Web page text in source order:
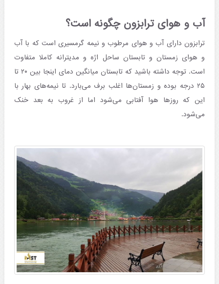
آب و هوای ترابزون چگونه است؟
ترابزون دارای آب و هوای مرطوب و نیمه گرمسیری است که با آب
و هوای زمستان و تابستان ساحل اژه و مدیترانه کاملا متفاوت
است. توجه داشته باشید که تابستان میانگین دمای اینجا بین ۲۰ تا
۲۵ درجه بوده و زمستان‌ها اغلب برف می‌بارد. تا نیمه‌های بهار با
این که روزها هوا آفتابی می‌شود اما از غروب به بعد خنک
می‌شود.